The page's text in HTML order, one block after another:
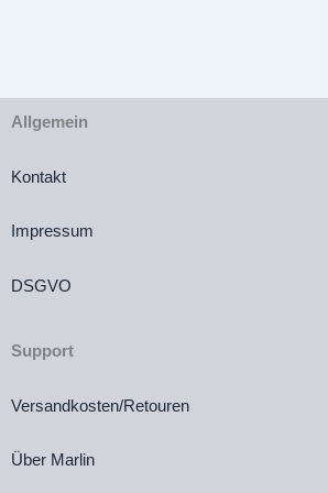
Allgemein
Kontakt
Impressum
DSGVO
Support
Versandkosten/Retouren
Über Marlin